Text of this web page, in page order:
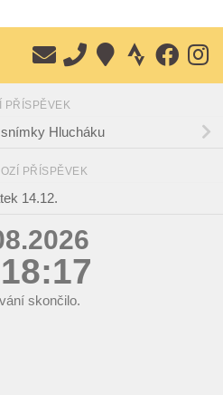
PŘÍSPĚVEK
Hlucháku
PŘÍSPĚVEK
14.12.
skončilo.